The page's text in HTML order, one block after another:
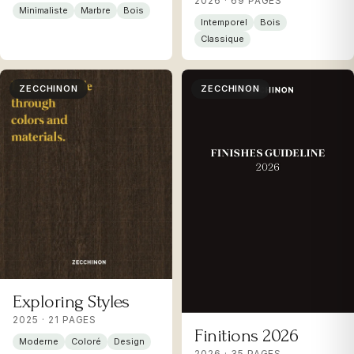
Minimaliste Marbre Bois
Intemporel
Bois
Classique
ZECCHINON
Exploring Styles
2025 · 21 PAGES
Moderne Coloré Design
ZECCHINON
Finitions 2026